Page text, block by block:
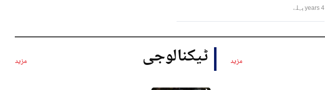
4 years پہلے
مزید ٹیکنالوجی مزید